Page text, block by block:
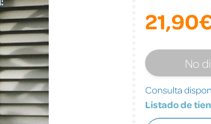
No
Consulta
Listado de